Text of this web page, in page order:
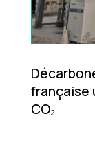
française
CO₂